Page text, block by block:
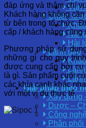
Văn
Chiến
Hài
Lãnh đạo
Lãnh
Giải pháp theo
Xây dựng
Dược –
Công
Phân
đáp ứng và thậm chí
Khách hàng không
từ bên trong tổ chức.
cấp / khách hàng cũng
Phương pháp sử
những gì cho quy
được cung cấp bởi cụ
là gì. Sản phẩm cuối
các khía cạnh khác
với một ví dụ thực tế.